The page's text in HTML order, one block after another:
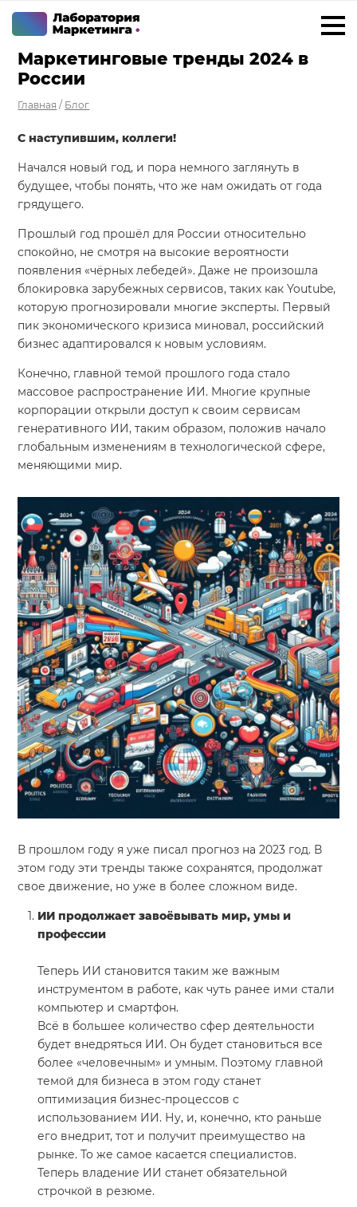
г. Ижевск
Услуги
Внедрение Битрикс24
Внедрение amoCRM
Разработка CRM на заказ
ИИ решения для бизнеса
Маркетинг «под ключ»
Разработка сайтов
Разработка чат-ботов
Система продаж для мебельного бизнеса
Система продаж для туристического бизнеса
Повышение конверсии сайтов
Блог
Контакты
Маркетинговые тренды 2024 в
России
Главная / Блог
С наступившим, коллеги!
Начался новый год, и пора немного заглянуть в
будущее, чтобы понять, что же нам ожидать от года
грядущего.
Прошлый год прошёл для России относительно
спокойно, не смотря на высокие вероятности
появления «чёрных лебедей». Даже не произошла
блокировка зарубежных сервисов, таких как Youtube,
которую прогнозировали многие эксперты. Первый
пик экономического кризиса миновал, российский
бизнес адаптировался к новым условиям.
Конечно, главной темой прошлого года стало
массовое распространение ИИ. Многие крупные
корпорации открыли доступ к своим сервисам
генеративного ИИ, таким образом, положив начало
глобальным изменениям в технологической сфере,
меняющими мир.
В прошлом году я уже писал прогноз на 2023 год. В
этом году эти тренды также сохранятся, продолжат
свое движение, но уже в более сложном виде.
ИИ продолжает завоёвывать мир, умы и
профессии
Теперь ИИ становится таким же важным
инструментом в работе, как чуть ранее ими стали
компьютер и смартфон.
Всё в большее количество сфер деятельности
будет внедряться ИИ. Он будет становиться все
более «человечным» и умным. Поэтому главной
темой для бизнеса в этом году станет
оптимизация бизнес-процессов с
использованием ИИ. Ну, и, конечно, кто раньше
его внедрит, тот и получит преимущество на
рынке. То же самое касается специалистов.
Теперь владение ИИ станет обязательной
строчкой в резюме.